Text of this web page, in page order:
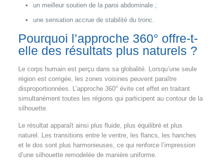
un meilleur soutien de la paroi abdominale ;
une sensation accrue de stabilité du tronc.
Pourquoi l’approche 360° offre-t-
elle des résultats plus naturels ?
Le corps humain est perçu dans sa globalité. Lorsqu’une seule
région est corrigée, les zones voisines peuvent paraître
disproportionnées. L’approche 360° évite cet effet en traitant
simultanément toutes les régions qui participent au contour de la
silhouette.
Le résultat apparaît ainsi plus fluide, plus équilibré et plus
naturel. Les transitions entre le ventre, les flancs, les hanches
et le dos sont plus harmonieuses, ce qui renforce l’impression
d’une silhouette remodelée de manière uniforme.